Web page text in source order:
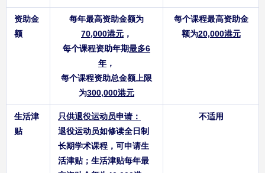
资助金
额
每年最高资助金额为
70,000港元 ，
每个课程资助年期最多6
年 ，
每个课程资助总金额上限
为300,000港元
每个课程最高资助金
额为20,000港元
生活津
贴
只供退役运动员申请：
退役运动员如修读全日制
长期学术课程，可申请生
活津贴；生活津贴每年最
不适用